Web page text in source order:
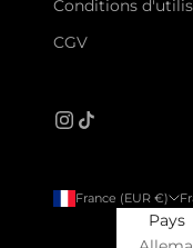
Conditions
CGV
France (EUR €)
Pays